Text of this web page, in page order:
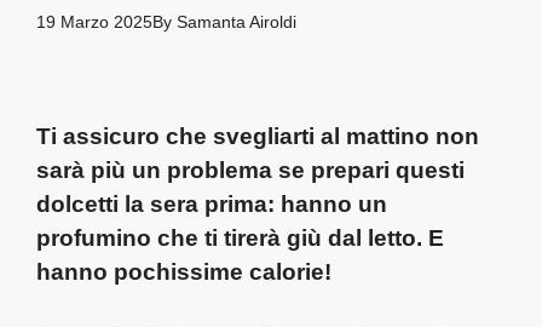
19 Marzo 2025By Samanta Airoldi
Ti assicuro che svegliarti al mattino non
sarà più un problema se prepari questi
dolcetti la sera prima: hanno un
profumino che ti tirerà giù dal letto. E
hanno pochissime calorie!